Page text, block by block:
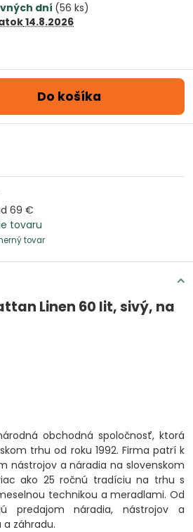
dní (56 ks)
14.8.2026
Do košíka
69 €
tovaru
tovar
Linen 60 lit, sivý, na
obchodná spoločnosť, ktorá
trhu od roku 1992. Firma patrí k
nástrojov a náradia na slovenskom
ako 25 ročnú tradíciu na trhu s
technikou a meradlami. Od
predajom náradia, nástrojov a
záhradu.